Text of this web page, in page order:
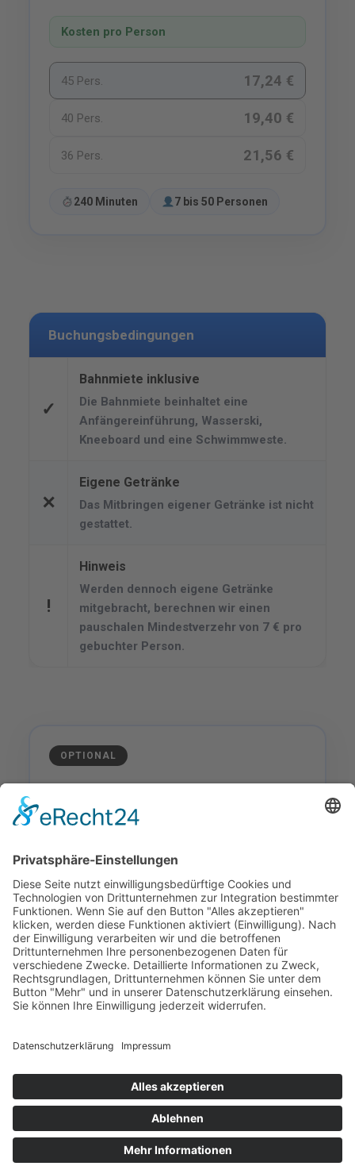
Kosten pro Person
45 Pers. 17,24 €
40 Pers. 19,40 €
36 Pers. 21,56 €
240 Minuten 7 bis 50 Personen
Buchungsbedingungen
✓
Bahnmiete inklusive
Die Bahnmiete beinhaltet eine
Anfängereinführung, Wasserski,
Kneeboard und eine Schwimmweste.
✕
Eigene Getränke
Das Mitbringen eigener Getränke ist nicht
gestattet.
!
Hinweis
Werden dennoch eigene Getränke
mitgebracht, berechnen wir einen
pauschalen Mindestverzehr von 7 € pro
gebuchter Person.
OPTIONAL
ab 9 €
BBQ direkt in oder nach eurer Session.
Im Anschluss buchen→
© 2026 Waterfront Event & Veranstaltungs GmbH
Bitte keine
Sprachanrufe!
Wakebeach 257